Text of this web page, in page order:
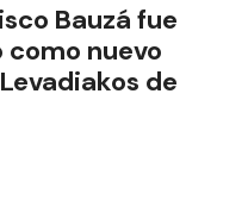
Bauzá fue
nuevo
de